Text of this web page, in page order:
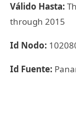
Válido Hasta:
through 2015
Id Nodo:
Id Fuente: